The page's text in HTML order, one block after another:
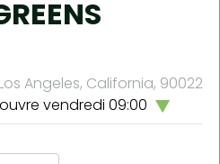
Angeles, California, 90022
vendredi 09:00